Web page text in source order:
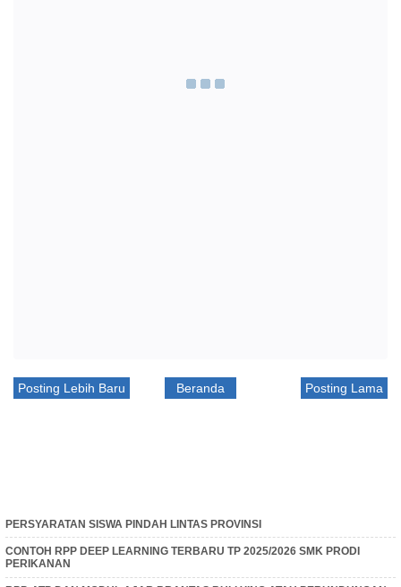
Posting Lebih Baru Posting Lama
Beranda
PERSYARATAN SISWA PINDAH LINTAS PROVINSI
CONTOH RPP DEEP LEARNING TERBARU TP 2025/2026 SMK PRODI
PERIKANAN